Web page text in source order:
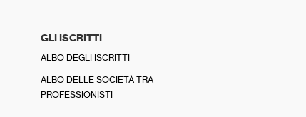
GLI ISCRITTI
ALBO DEGLI ISCRITTI
ALBO DELLE SOCIETÀ TRA
PROFESSIONISTI